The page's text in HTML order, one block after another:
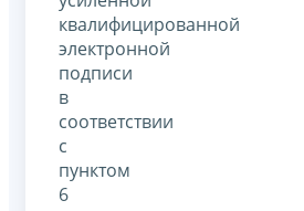
квалифицированной
электронной
подписи
в
соответствии
с
пунктом
6